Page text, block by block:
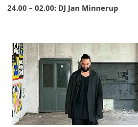
24.00 – 02.00: DJ Jan Minnerup